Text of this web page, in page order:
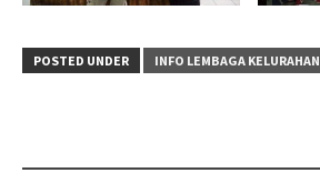
POSTED UNDER INFO LEMBAGA KELURAHAN